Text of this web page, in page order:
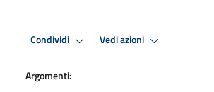
Condividi Vedi azioni
Argomenti: